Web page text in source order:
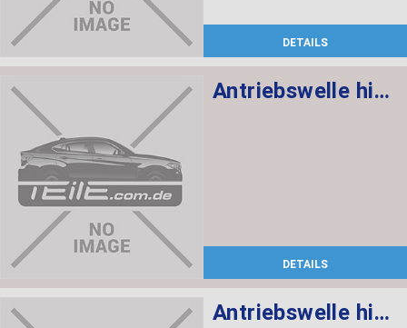
DETAILS
Antriebswelle hinten rechts
DETAILS
Antriebswelle hinten links